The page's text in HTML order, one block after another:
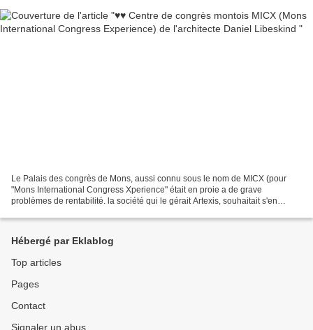
Le Palais des congrès de Mons, aussi connu sous le nom de MICX (pour
"Mons International Congress Xperience" était en proie a de grave
problèmes de rentabilité. la société qui le gérait Artexis, souhaitait s'en
Hébergé par Eklablog
Top articles
Pages
Contact
Signaler un abus